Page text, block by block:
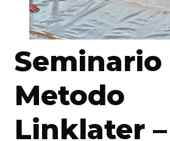
Seminario
Metodo
Linklater –